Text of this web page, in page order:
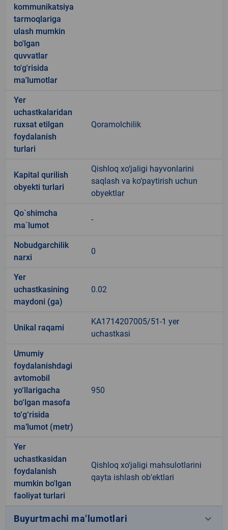
kommunikatsiya
tarmoqlariga
ulash mumkin
bo'lgan
quvvatlar
to'g'risida
ma'lumotlar
Yer
uchastkalaridan
ruxsat etilgan
foydalanish
turlari
Qoramolchilik
Kapital qurilish
obyekti turlari
Qishloq xo‘jaligi hayvonlarini
saqlash va ko‘paytirish uchun
obyektlar
Qo`shimcha
ma`lumot
-
Nobudgarchilik
narxi
0
Yer
uchastkasining
maydoni (ga)
0.02
Unikal raqami
KA1714207005/51-1 yer
uchastkasi
Umumiy
foydalanishdagi
avtomobil
yo‘llarigacha
bo‘lgan masofa
to‘g‘risida
ma’lumot (metr)
950
Yer
uchastkasidan
foydalanish
mumkin bo'lgan
faoliyat turlari
Qishloq xo'jaligi mahsulotlarini
qayta ishlash ob'ektlari
Buyurtmachi ma’lumotlari keyboard_arrow_down